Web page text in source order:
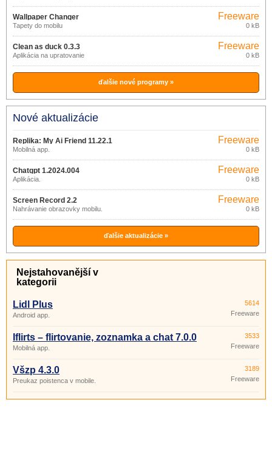
Wallpaper Changer
Tapety do mobilu
Freeware
0 kB
Clean as duck 0.3.3
Aplikácia na upratovanie
Freeware
0 kB
ďalšie nové programy »
Nové aktualizácie
Replika: My Ai Friend 11.22.1
Mobilná app.
Freeware
0 kB
Chatgpt 1.2024.004
Aplikácia.
Freeware
0 kB
Screen Record 2.2
Nahrávanie obrazovky mobilu.
Freeware
0 kB
ďalšie aktualizácie »
Nejstahovanější v
kategorii
Lidl Plus
Android app.
5614
Freeware
Iflirts – flirtovanie, zoznamka a chat 7.0.0
Mobilná app.
3533
Freeware
Všzp 4.3.0
Preukaz poistenca v mobile.
3189
Freeware